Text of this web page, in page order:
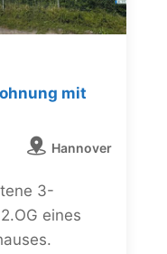
mit
Hannover
3-
eines